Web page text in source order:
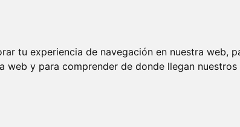
tu experiencia de navegación en nuestra web,
web y para comprender de donde llegan